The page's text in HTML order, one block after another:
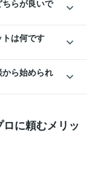
らが良いで
は何です
ら始められ
に頼むメリッ